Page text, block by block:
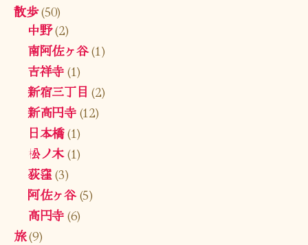
散歩(50)
中野(2)
南阿佐ヶ谷(1)
吉祥寺(1)
新宿三丁目 (2)
新高円寺(12)
日本橋(1)
松ノ木(1)
荻窪(3)
阿佐ヶ谷(5)
高円寺(6)
旅(9)